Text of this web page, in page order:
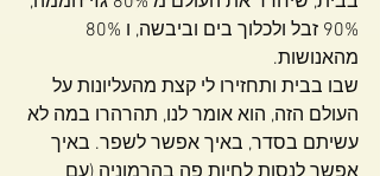
מהאנושות.
שבו בבית ותחזירו לי קצת מהעליונות על
העולם הזה, הוא אומר לנו, תהרהרו במה לא
עשיתם בסדר, באיך אפשר לשפר. באיך